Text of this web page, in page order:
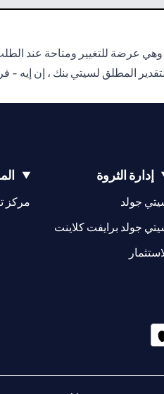
عرضة للتغيير ومتاحة عند
المطلق لسيتي بنك ، إن إيه -
إدارة الثروة
جولد
جولد برايفت كلاينت
مركز